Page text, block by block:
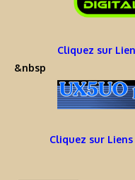
Cliquez sur
&nbsp
Cliquez sur